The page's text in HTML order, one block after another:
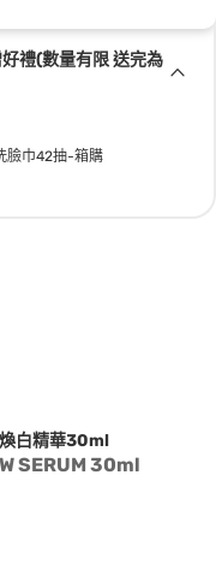
禮(數量有限 送完為
臉巾42抽-箱購
煥白精華30ml
SERUM 30ml